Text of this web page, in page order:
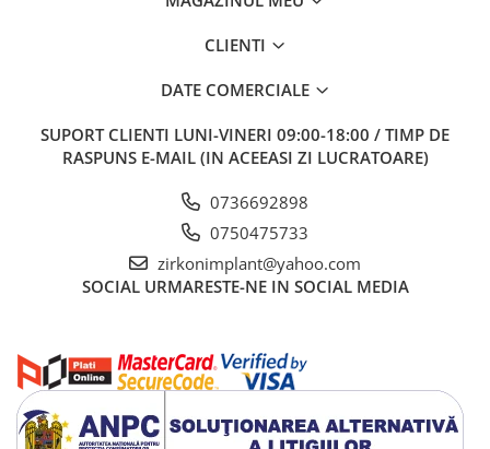
Baze de titan FARA HEX
ANALOGI
Echipamente Cabinet
ZIRCONIU One4ALL
CLIENTI
DATE COMERCIALE
SUPORT CLIENTI LUNI-VINERI 09:00-18:00 / TIMP DE
RASPUNS E-MAIL (IN ACEEASI ZI LUCRATOARE)
0736692898
0750475733
zirkonimplant@yahoo.com
SOCIAL URMARESTE-NE IN SOCIAL MEDIA